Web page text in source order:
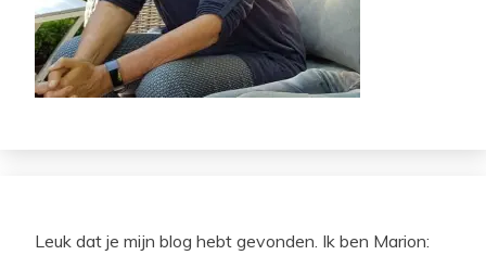
Leuk dat je mijn blog hebt gevonden. Ik ben Marion: